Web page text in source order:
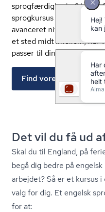
sprogfærdigheder? Hos
sprogkursus på alle
avanceret niveau. Uanset
et sted midt imellem, har
passer til dine behov og
Find vores
Det vil du få ud
Skal du til England, på
begå dig bedre på
arbejdet? Så er et kursus
valg for dig. Et engelsk
for at: